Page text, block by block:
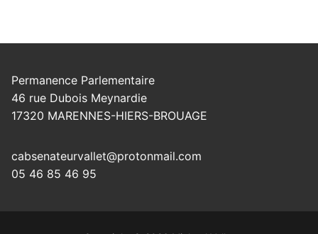
Permanence Parlementaire
46 rue Dubois Meynardie
17320 MARENNES-HIERS-BROUAGE
cabsenateurvallet@protonmail.com
05 46 85 46 95